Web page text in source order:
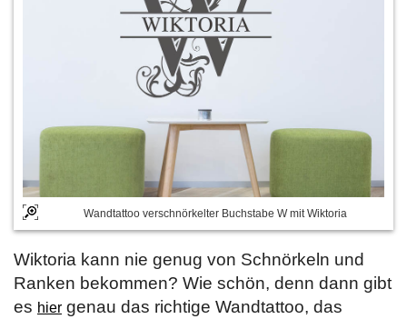
Wandtattoo verschnörkelter Buchstabe W mit Wiktoria
Wiktoria kann nie genug von Schnörkeln und
Ranken bekommen? Wie schön, denn dann gibt
es hier genau das richtige Wandtattoo, das